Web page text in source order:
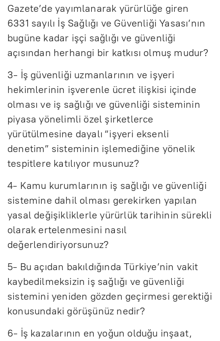
Gazete’de yayımlanarak yürürlüğe giren
6331 sayılı İş Sağlığı ve Güvenliği Yasası’nın
bugüne kadar işçi sağlığı ve güvenliği
açısından herhangi bir katkısı olmuş mudur?
3- İş güvenliği uzmanlarının ve işyeri
hekimlerinin işverenle ücret ilişkisi içinde
olması ve iş sağlığı ve güvenliği sisteminin
piyasa yönelimli özel şirketlerce
yürütülmesine dayalı “işyeri eksenli
denetim” sisteminin işlemediğine yönelik
tespitlere katılıyor musunuz?
4- Kamu kurumlarının iş sağlığı ve güvenliği
sistemine dahil olması gerekirken yapılan
yasal değişikliklerle yürürlük tarihinin sürekli
olarak ertelenmesini nasıl
değerlendiriyorsunuz?
5- Bu açıdan bakıldığında Türkiye’nin vakit
kaybedilmeksizin iş sağlığı ve güvenliği
sistemini yeniden gözden geçirmesi gerektiği
konusundaki görüşünüz nedir?
6- İş kazalarının en yoğun olduğu inşaat,